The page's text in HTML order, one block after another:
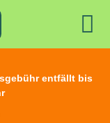
entfällt bis